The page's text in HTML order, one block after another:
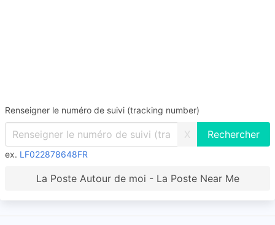
Renseigner le numéro de suivi (tracking number)
X
ex. LF022878648FR
La Poste Autour de moi - La Poste Near Me